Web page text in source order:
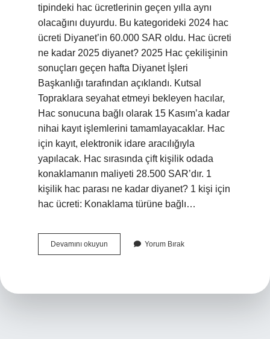
tipindeki hac ücretlerinin geçen yılla aynı
olacağını duyurdu. Bu kategorideki 2024 hac
ücreti Diyanet’in 60.000 SAR oldu. Hac ücreti
ne kadar 2025 diyanet? 2025 Hac çekilişinin
sonuçları geçen hafta Diyanet İşleri
Başkanlığı tarafından açıklandı. Kutsal
Topraklara seyahat etmeyi bekleyen hacılar,
Hac sonucuna bağlı olarak 15 Kasım’a kadar
nihai kayıt işlemlerini tamamlayacaklar. Hac
için kayıt, elektronik idare aracılığıyla
yapılacak. Hac sırasında çift kişilik odada
konaklamanın maliyeti 28.500 SAR’dır. 1
kişilik hac parası ne kadar diyanet? 1 kişi için
hac ücreti: Konaklama türüne bağlı…
Devamını okuyun
Kişinin
Yorum Bırak